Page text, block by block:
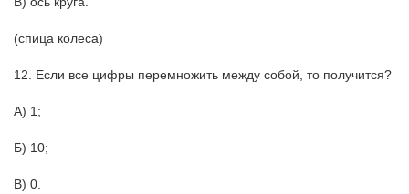
(спица колеса)
12. Если все цифры перемножить между собой, то получится?
А) 1;
Б) 10;
В) 0.